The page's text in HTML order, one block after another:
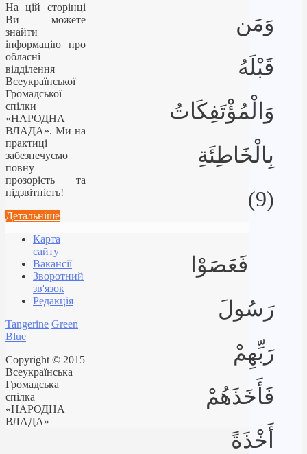
وَمَن
قَبْلَهُ
وَالْمُؤْتَفِكَاتُ
بِالْخَاطِئَةِ
(9)
فَعَصَوْا
رَسُولَ
رَبِّهِمْ
فَأَخَذَهُمْ
أَخْذَةً
На цій сторінці
Ви можете
знайти
інформацію про
обласні
відділення
Всеукраїнської
Громадської
спілки
«НАРОДНА
ВЛАДА». Ми на
практиці
забезпечуємо
повну
прозорість та
підзвітність!
Детальніше
Карта
сайту
Вакансії
Зворотний
зв'язок
Редакція
Tangerine Green
Blue
Copyright © 2015
Всеукраїнська
Громадська
спілка
«НАРОДНА
ВЛАДА»